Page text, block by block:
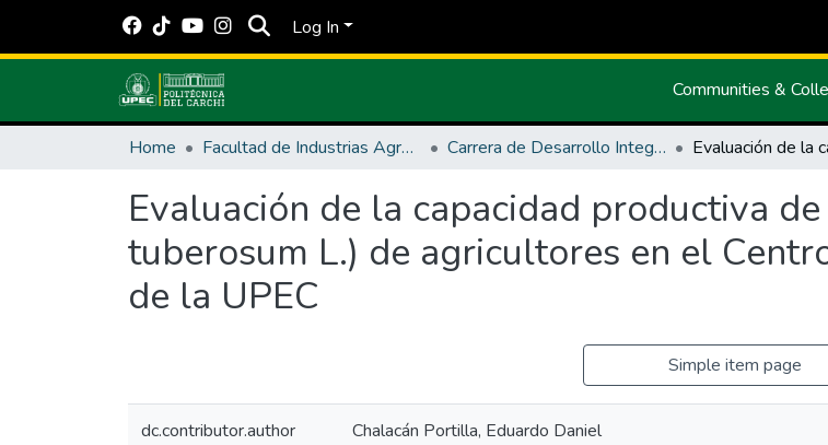
Log In
Communities &
Home Facultad de Industrias Agropecuarias y Ciencias Ambientales Carrera de Desarrollo Integral Agropecuario
Evaluación de la capacidad productiva
tuberosum L.) de agricultores en el
de la UPEC
Simple item page
dc.contributor.author Chalacán Portilla, Eduardo Daniel